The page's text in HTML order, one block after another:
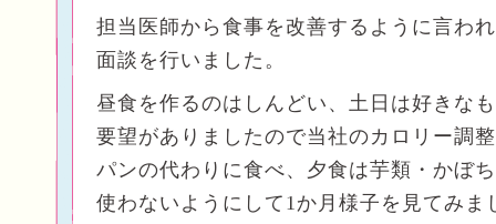
担当医師から食事を改善するように言わ
面談を行いました。
昼食を作るのはしんどい、土日は好きな
要望がありましたので当社のカロリー調
パンの代わりに食べ、夕食は芋類・かぼ
使わないようにして1か月様子を見てみま